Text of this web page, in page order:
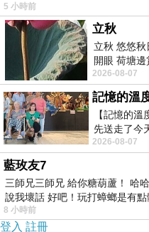
台南/烏山頭水庫/西口
5 小時前
立秋
立秋 悠悠
開眼 荷塘
望 風中飄逸
2026-08-07
記憶的溫
【記憶的
先送走了今
以為展場已
2026-08-07
藍玫友7
三師兄三師兄 給你糖葫蘆！ 哈
說我壞話 好吧！玩打蟑螂是有
8 小時前
登入 註冊